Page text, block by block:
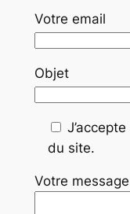
Votre email
Objet
du site.
Votre message